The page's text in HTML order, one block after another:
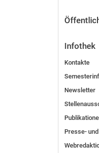
Infothek
Kontakte
Newsletter
Presse-